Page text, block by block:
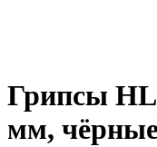
Грипсы
мм,